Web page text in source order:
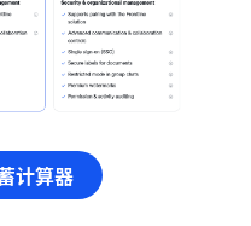
计算器